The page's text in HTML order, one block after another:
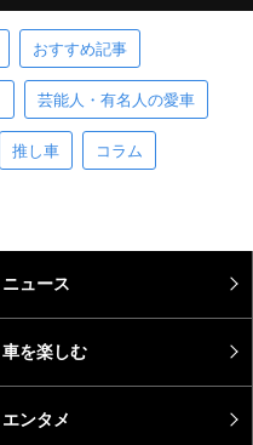
おすすめ記事
芸能人・有名人の愛車
推し車 コラム
ニュース
車を楽しむ
エンタメ